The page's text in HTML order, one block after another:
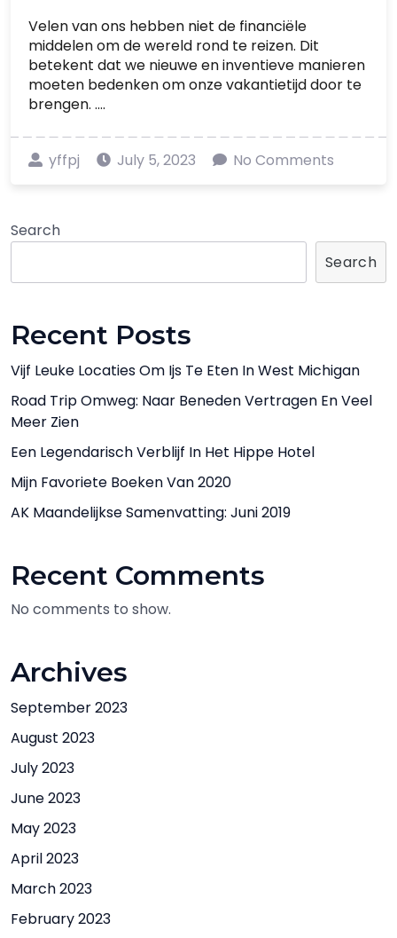
Velen van ons hebben niet de financiële
middelen om de wereld rond te reizen. Dit
betekent dat we nieuwe en inventieve manieren
moeten bedenken om onze vakantietijd door te
brengen. ....
yffpj July 5, 2023 No Comments
Search
Search
Recent Posts
Vijf Leuke Locaties Om Ijs Te Eten In West Michigan
Road Trip Omweg: Naar Beneden Vertragen En Veel
Meer Zien
Een Legendarisch Verblijf In Het Hippe Hotel
Mijn Favoriete Boeken Van 2020
AK Maandelijkse Samenvatting: Juni 2019
Recent Comments
No comments to show.
Archives
September 2023
August 2023
July 2023
June 2023
May 2023
April 2023
March 2023
February 2023